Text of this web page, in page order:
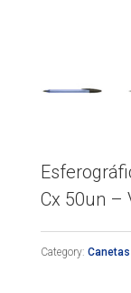
Cx 50un –
Category: